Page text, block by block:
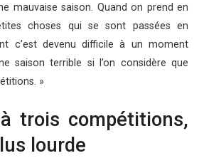
mauvaise saison. Quand on prend en
choses qui se sont passées en
c’est devenu difficile à un moment
saison terrible si l’on considère que
»
trois compétitions,
lourde